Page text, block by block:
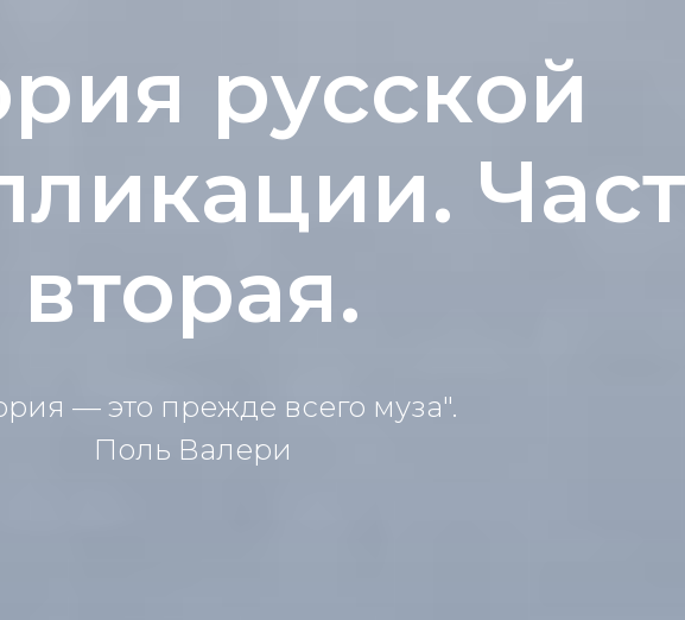
русской
вторая.
— это прежде всего муза".
Поль Валери